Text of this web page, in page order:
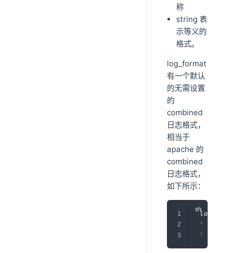
称
string 表
示等义的
格式。
log_format
有一个默认
的无需设置
的
combined
日志格式，
相当于
apache 的
combined
日志格式，
如下所示：
'
'